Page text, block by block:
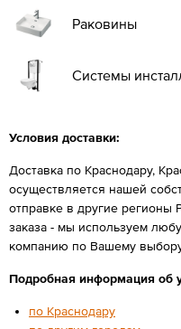
Раковины
Системы
Условия доставки:
Доставка по Краснодару,
осуществляется нашей
отправке в другие регионы
заказа - мы используем
компанию по Вашему
Подробная информация об
по Краснодару